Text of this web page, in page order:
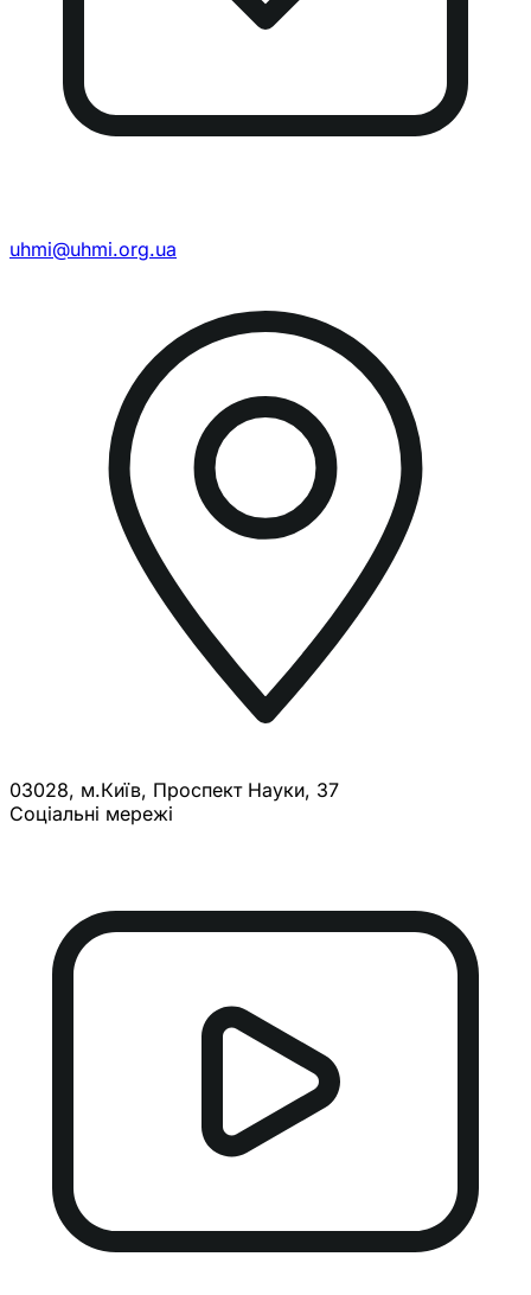
uhmi@uhmi.org.ua
03028, м.Київ, Проспект Науки, 37
Соціальні мережі